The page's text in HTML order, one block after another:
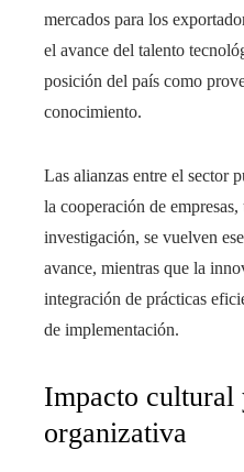
mercados para los
el avance del talento
posición del país como
conocimiento.
Las alianzas entre el sector
la cooperación de
investigación, se vuelven
avance, mientras que la
integración de prácticas
de implementación.
Impacto cultural
organizativa